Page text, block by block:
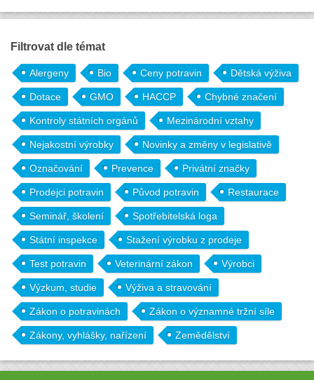
Filtrovat dle témat
Alergeny Bio Ceny potravin Dětská výživa
Dotace GMO HACCP Chybné značení
Kontroly státních orgánů Mezinárodní vztahy
Nejakostní výrobky Novinky a změny v legislativě
Označování Prevence Privátní značky
Prodejci potravin Původ potravin Restaurace
Seminář, školení Spotřebitelská loga
Státní inspekce Stažení výrobku z prodeje
Test potravin Veterinární zákon Výrobci
Výzkum, studie Výživa a stravování
Zákon o potravinách Zákon o významné tržní síle
Zákony, vyhlášky, nařízení Zemědělství